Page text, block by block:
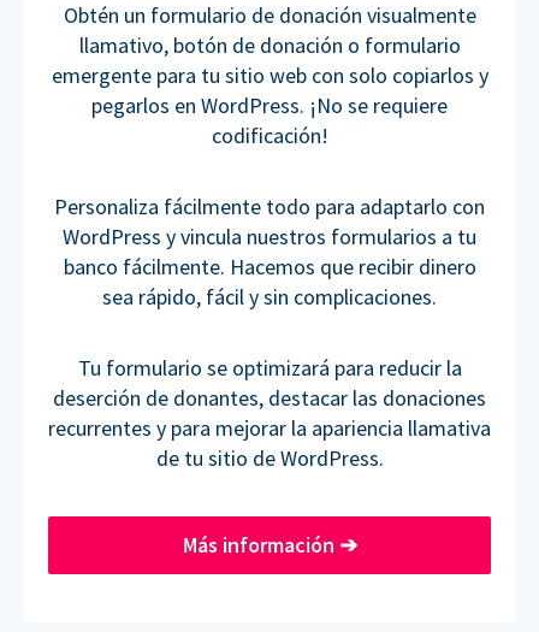
Obtén un formulario de donación visualmente
llamativo, botón de donación o formulario
emergente para tu sitio web con solo copiarlos y
pegarlos en WordPress. ¡No se requiere
codificación!
Personaliza fácilmente todo para adaptarlo con
WordPress y vincula nuestros formularios a tu
banco fácilmente. Hacemos que recibir dinero
sea rápido, fácil y sin complicaciones.
Tu formulario se optimizará para reducir la
deserción de donantes, destacar las donaciones
recurrentes y para mejorar la apariencia llamativa
de tu sitio de WordPress.
Más información ➔